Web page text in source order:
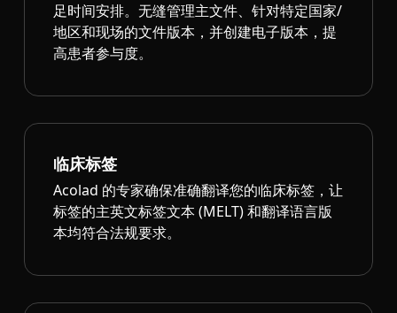
足时间安排。无缝管理主文件、针对特定国家/
地区和现场的文件版本，并创建电子版本，提
高患者参与度。
临床标签
Acolad 的专家确保准确翻译您的临床标签，让
标签的主英文标签文本 (MELT) 和翻译语言版
本均符合法规要求。